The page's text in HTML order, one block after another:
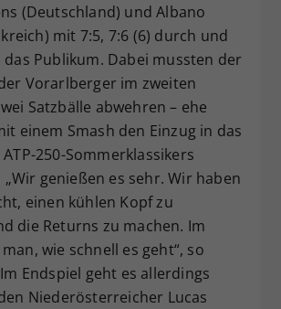
(Deutschland) und Albano
mit 7:5, 7:6 (6) durch und
Publikum. Dabei mussten der
Vorarlberger im zweiten
Satzbälle abwehren – ehe
einem Smash den Einzug in das
250-Sommerklassikers
genießen es sehr. Wir haben
einen kühlen Kopf zu
die Returns zu machen. Im
wie schnell es geht“, so
Endspiel geht es allerdings
Niederösterreicher Lucas